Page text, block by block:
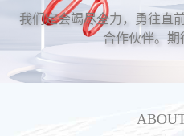
我们定会竭尽全力，勇往直
合作伙伴。期